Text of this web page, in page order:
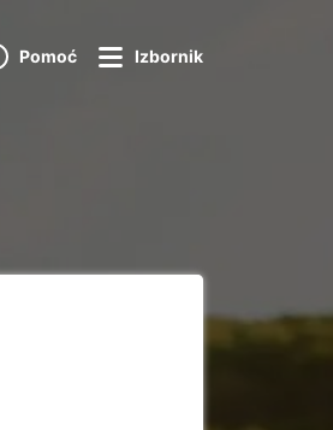
Pomoć Izbornik